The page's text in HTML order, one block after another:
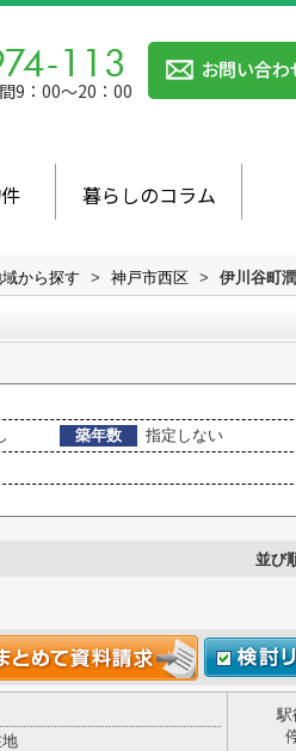
9：00～20：00
暮らしのコラム
から探す > 神戸市西区 > 伊川谷町
築年数
指定しない
並び
駅